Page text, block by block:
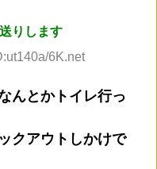
りします
6K.net
んとかトイレ行っ
クアウトしかけで